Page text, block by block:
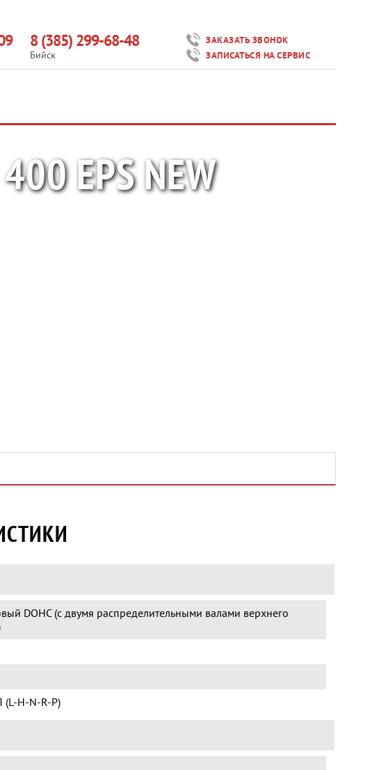
8 (385) 299-68-48
Бийск
ЗАКАЗАТЬ ЗВОНОК
ЗАПИСАТЬСЯ НА СЕРВИС
EPS NEW
DOHC (с двумя распределительными валами верхнего
H-N-R-P)